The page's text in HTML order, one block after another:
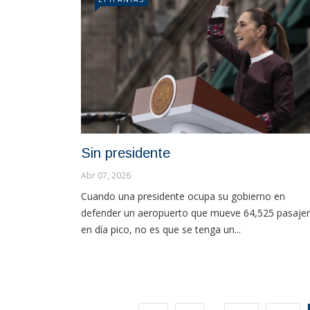
Sin presidente
Abr 07, 2026
Cuando una presidente ocupa su gobierno en
defender un aeropuerto que mueve 64,525
en día pico, no es que se tenga un...